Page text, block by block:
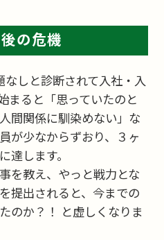
の危機
しと診断されて入社・入
まると「思っていたのと
間関係に馴染めない」な
が少なからずおり、３ヶ
達します。
を教え、やっと戦力とな
提出されると、今までの
のか？！ と虚しくなりま